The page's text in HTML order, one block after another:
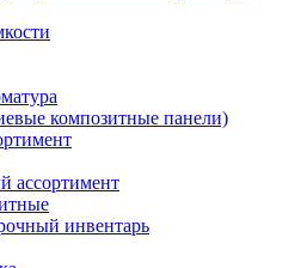
композитные панели)
ассортимент
инвентарь